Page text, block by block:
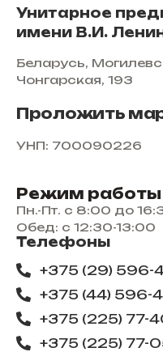
Унитарное
имени В.И.
Беларусь,
Чонгарская, 193
Проложить
УНП: 700090226
Режим работы
Пн.-Пт. с 8:00 до
Обед: с 12:30-13:00
Телефоны
+375 (29) 596-
+375 (44) 596-
+375 (225) 77-
+375 (225) 77-